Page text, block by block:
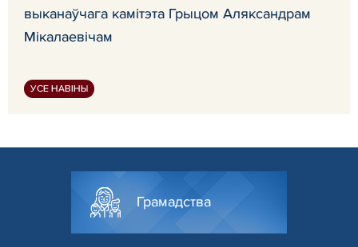
выканаўчага камітэта Грыцом Аляксандрам
Мікалаевічам
УСЕ НАВІНЫ
Грамадства